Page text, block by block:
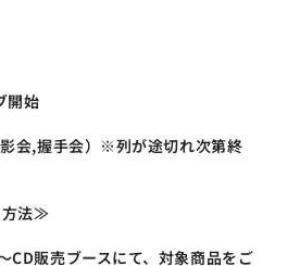
開始
会,握手会）※列が途切れ次第終
方法≫
CD販売ブースにて、対象商品をご